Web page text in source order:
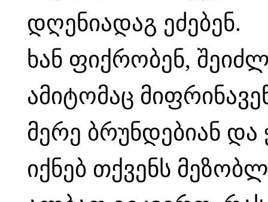
დღენიადაგ ეძებენ.
ხან ფიქრობენ,
ამიტომაც
მერე ბრუნდებიან და
იქნებ თქვენს